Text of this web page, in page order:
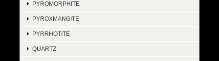
PYROMORPHITE
PYROXMANGITE
PYRRHOTITE
QUARTZ